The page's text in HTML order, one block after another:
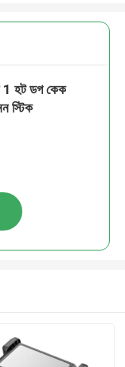
1 হট ডগ কেক
স্টিক